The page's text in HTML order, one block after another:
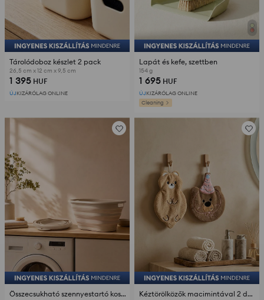
Tárolódoboz készlet 2 pack
26,5 cm x 12 cm x 9,5 cm
1 395 HUF
ÚJKIZÁRÓLAG ONLINE
Lapát és kefe, szettben
154 g
1 695 HUF
ÚJKIZÁRÓLAG ONLINE
Cleaning
Összecsukható szennyestartó kosár fogantyúkkal Kéztörölközők macimintával 2 darabos